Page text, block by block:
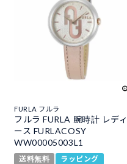
FURLA フルラ
フルラ FURLA 腕時計 レディ
ース FURLACOSY
WW00005003L1
送料無料 ラッピング